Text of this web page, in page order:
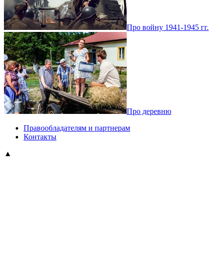
Про войну 1941-1945 гг.
Про деревню
Правообладателям и партнерам
Контакты
▲